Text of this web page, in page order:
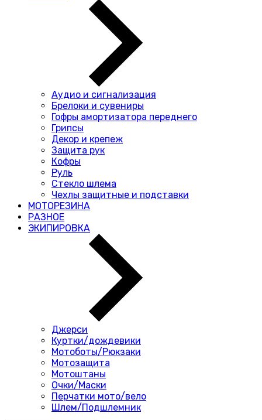
Аудио и сигнализация
Брелоки и сувениры
Гофры амортизатора переднего
Грипсы
Декор и крепеж
Защита рук
Кофры
Руль
Стекло шлема
Чехлы защитные и подставки
МОТОРЕЗИНА
РАЗНОЕ
ЭКИПИРОВКА
Джерси
Куртки/дождевики
Мотоботы/Рюкзаки
Мотозащита
Мотоштаны
Очки/Маски
Перчатки мото/вело
Шлем/Подшлемник